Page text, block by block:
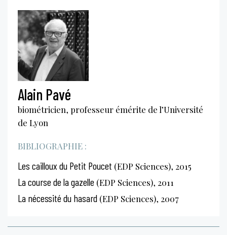
Alain Pavé
biométricien, professeur émérite de l’Université
de Lyon
BIBLIOGRAPHIE :
Les cailloux du Petit Poucet (EDP Sciences), 2015
La course de la gazelle (EDP Sciences), 2011
La nécessité du hasard (EDP Sciences), 2007